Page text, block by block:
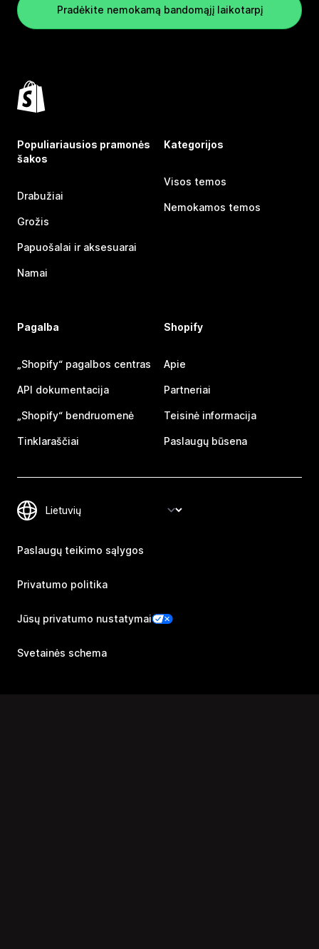
Pradėkite nemokamą bandomąjį laikotarpį
Populiariausios pramonės
šakos
Drabužiai
Grožis
Papuošalai ir aksesuarai
Namai
Kategorijos
Visos temos
Nemokamos temos
Pagalba
„Shopify“ pagalbos centras
API dokumentacija
„Shopify“ bendruomenė
Tinklaraščiai
Shopify
Apie
Partneriai
Teisinė informacija
Paslaugų būsena
Paslaugų teikimo sąlygos
Privatumo politika
Jūsų privatumo nustatymai
Svetainės schema